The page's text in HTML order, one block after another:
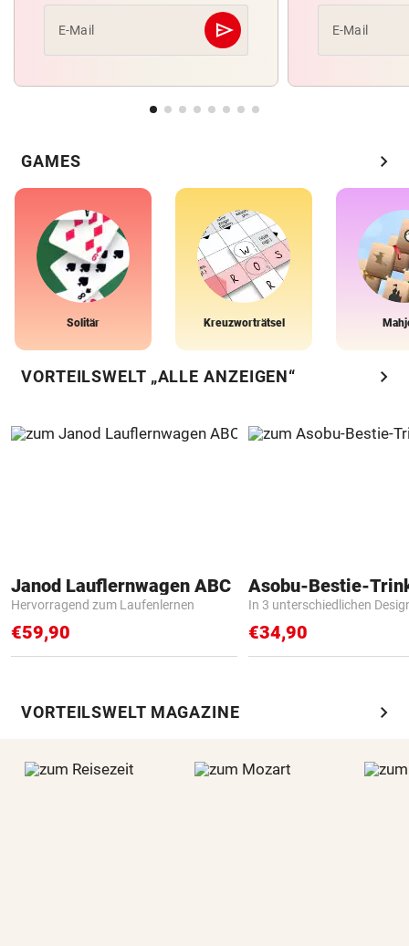
E-Mail send
Abschicken E-Mail
GAMES chevron_right
Solitär Kreuzworträtsel
VORTEILSWELT „ALLE ANZEIGEN“ chevron_right
Janod Lauflernwagen ABC
Hervorragend zum Laufenlernen
€59,90
Asobu-Bestie-
In 3 unterschiedlichen
€34,90
VORTEILSWELT MAGAZINE chevron_right